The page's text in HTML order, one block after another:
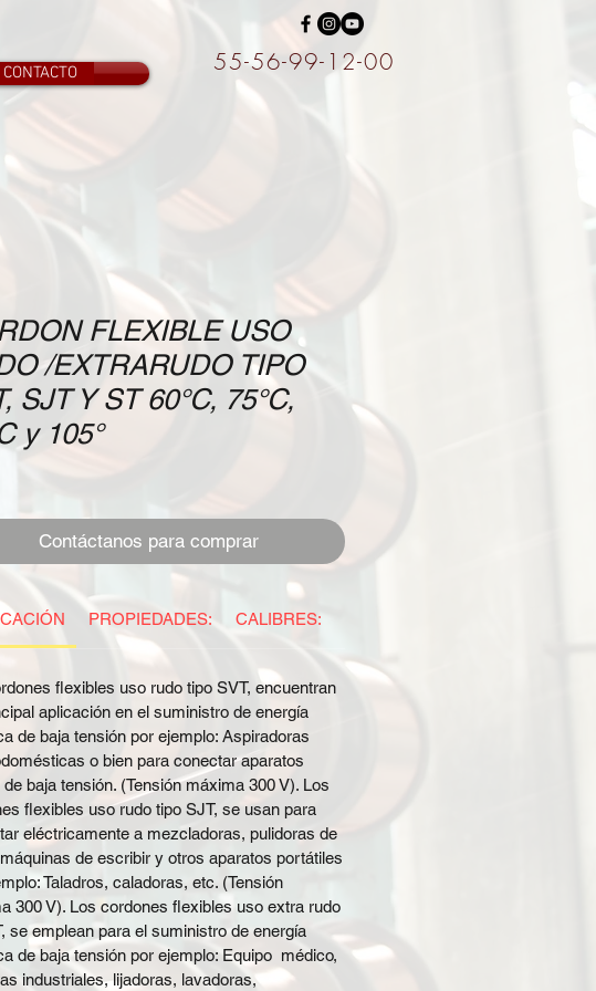
CONTACTO 55-56-99-12-00
FLEXIBLE USO
/EXTRARUDO TIPO
SJT Y ST 60°C, 75°C,
y 105°
Contáctanos para comprar
PROPIEDADES: CALIBRES:
flexibles uso rudo tipo SVT, encuentran
aplicación en el suministro de energía
de baja tensión por ejemplo: Aspiradoras
o bien para conectar aparatos
de baja tensión. (Tensión máxima 300 V). Los
flexibles uso rudo tipo SJT, se usan para
eléctricamente a mezcladoras, pulidoras de
de escribir y otros aparatos portátiles
Taladros, caladoras, etc. (Tensión
300 V). Los cordones flexibles uso extra rudo
se emplean para el suministro de energía
de baja tensión por ejemplo: Equipo médico,
industriales, lijadoras, lavadoras,